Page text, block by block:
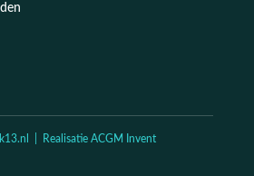
| Realisatie ACGM Invent